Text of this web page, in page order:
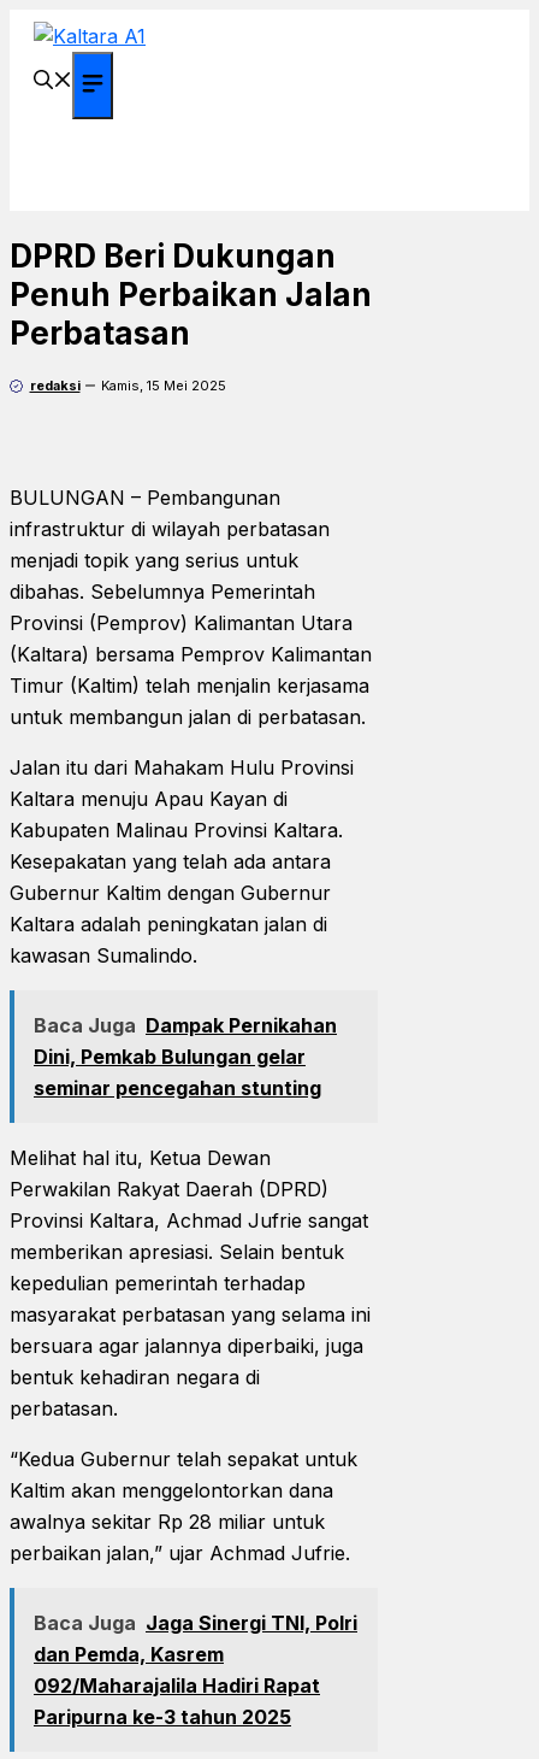
Langsung
DPRD Beri Dukungan
Penuh Perbaikan Jalan
Perbatasan
redaksi Kamis, 15 Mei 2025
BULUNGAN – Pembangunan
infrastruktur di wilayah perbatasan
menjadi topik yang serius untuk
dibahas. Sebelumnya Pemerintah
Provinsi (Pemprov) Kalimantan Utara
(Kaltara) bersama Pemprov Kalimantan
Timur (Kaltim) telah menjalin kerjasama
untuk membangun jalan di perbatasan.
Jalan itu dari Mahakam Hulu Provinsi
Kaltara menuju Apau Kayan di
Kabupaten Malinau Provinsi Kaltara.
Kesepakatan yang telah ada antara
Gubernur Kaltim dengan Gubernur
Kaltara adalah peningkatan jalan di
kawasan Sumalindo.
Baca Juga Dampak Pernikahan
Dini, Pemkab Bulungan gelar
seminar pencegahan stunting
Melihat hal itu, Ketua Dewan
Perwakilan Rakyat Daerah (DPRD)
Provinsi Kaltara, Achmad Jufrie sangat
memberikan apresiasi. Selain bentuk
kepedulian pemerintah terhadap
masyarakat perbatasan yang selama ini
bersuara agar jalannya diperbaiki, juga
bentuk kehadiran negara di
perbatasan.
“Kedua Gubernur telah sepakat untuk
Kaltim akan menggelontorkan dana
awalnya sekitar Rp 28 miliar untuk
perbaikan jalan,” ujar Achmad Jufrie.
Baca Juga Jaga Sinergi TNI, Polri
dan Pemda, Kasrem
092/Maharajalila Hadiri Rapat
Paripurna ke-3 tahun 2025